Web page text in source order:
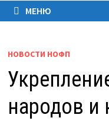
МЕНЮ
НОВОСТИ НОФП
народов и